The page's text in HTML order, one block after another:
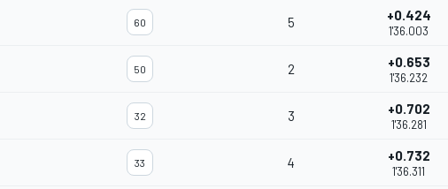
60 5 +0.424
1'36.003
50 2 +0.653
1'36.232
32 3 +0.702
1'36.281
33 4 +0.732
1'36.311